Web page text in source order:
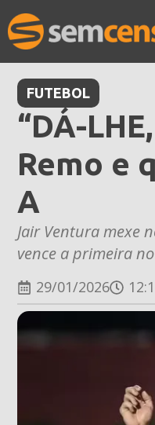
FUTEBOL
“DÁ-
Remo e
A
Jair Ventura mexe
vence a primeira
29/01/2026